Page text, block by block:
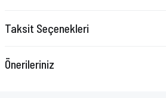
Taksit Seçenekleri
Önerileriniz